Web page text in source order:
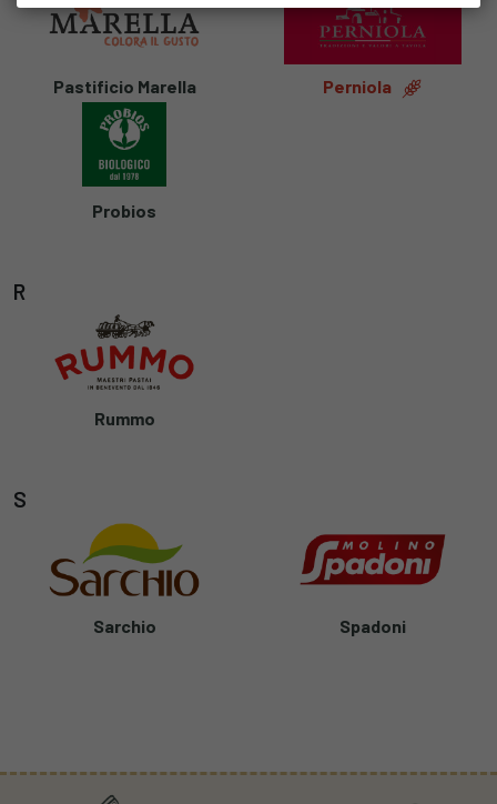
Pastificio Marella Perniola
Probios
R
Rummo
S
Sarchio Spadoni